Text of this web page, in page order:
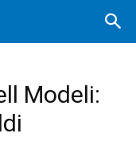
Modeli: